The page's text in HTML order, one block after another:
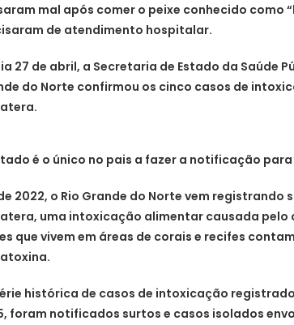
mal após comer o peixe conhecido como
de atendimento hospitalar.
27 de abril, a Secretaria de Estado da Saúde
do Norte confirmou os cinco casos de
é o único no pais a fazer a notificação
2022, o Rio Grande do Norte vem registrando
uma intoxicação alimentar causada pelo
que vivem em áreas de corais e recifes
histórica de casos de intoxicação
foram notificados surtos e casos isolados